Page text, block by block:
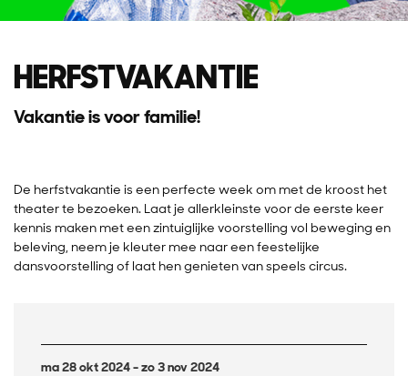
HERFSTVAKANTIE
Vakantie is voor familie!
De herfstvakantie is een perfecte week om met de kroost het
theater te bezoeken. Laat je allerkleinste voor de eerste keer
kennis maken met een zintuiglijke voorstelling vol beweging en
beleving, neem je kleuter mee naar een feestelijke
dansvoorstelling of laat hen genieten van speels circus.
ma 28 okt 2024 - zo 3 nov 2024